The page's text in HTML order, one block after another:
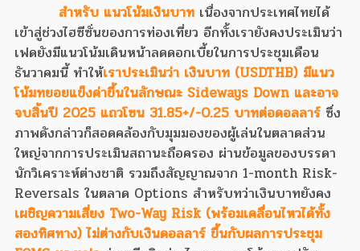
สำหรับ แนวโน้มเงินบาท เนื่องจากประเทศไทยได้
เข้าสู่ช่วงไฮซีซั่นของการท่องเที่ยว อีกทั้งเรายังคงประเมินว่า
เฟดยังมีแนวโน้มเดินหน้าลดดอกเบี้ยในการประชุมเดือน
ธันวาคมนี้ ทำให้เราประเมินว่า เงินบาท (USDTHB) มีแนว
โน้มทยอยแข็งค่าขึ้นในลักษณะ Sideways Down และอาจ
จบสิ้นปี 2025 แถวโซน 31.85+/-0.25 บาทต่อดอลลาร์ ซึ่ง
ภาพดังกล่าวก็สอดคล้องกับมุมมองของผู้เล่นในตลาดส่วน
ใหญ่จากการประเมินสถานะถือครอง ผ่านข้อมูลของบรรดา
นักวิเคราะห์ต่างชาติ รวมถึงสัญญาณจาก 1-month Risk-
Reversals ในตลาด Options สำหรับทว่าเงินบาทยังคง
เผชิญความเสี่ยง Two-Way Risk (พร้อมเคลื่อนไหวได้ทั้ง
สองทิศทาง) ไม่ต่างกับเงินดอลลาร์ ขึ้นกับผลการประชุม